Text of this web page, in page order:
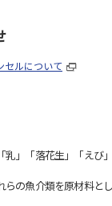
セルについて
」「落花生」「えび
の魚介類を原材料と